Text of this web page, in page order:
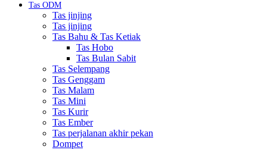
Tas ODM
Tas jinjing
Tas jinjing
Tas Bahu & Tas Ketiak
Tas Hobo
Tas Bulan Sabit
Tas Selempang
Tas Genggam
Tas Malam
Tas Mini
Tas Kurir
Tas Ember
Tas perjalanan akhir pekan
Dompet